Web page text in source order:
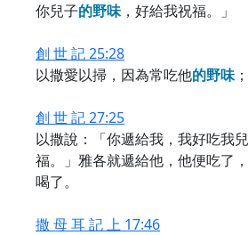
你兒子的野味，好給我祝福。」
創 世 記 25:28
以撒愛以掃，因為常吃他的野味
創 世 記 27:25
以撒說：「你遞給我，我好吃我
福。」雅各就遞給他，他便吃了
喝了。
撒 母 耳 記 上 17:46